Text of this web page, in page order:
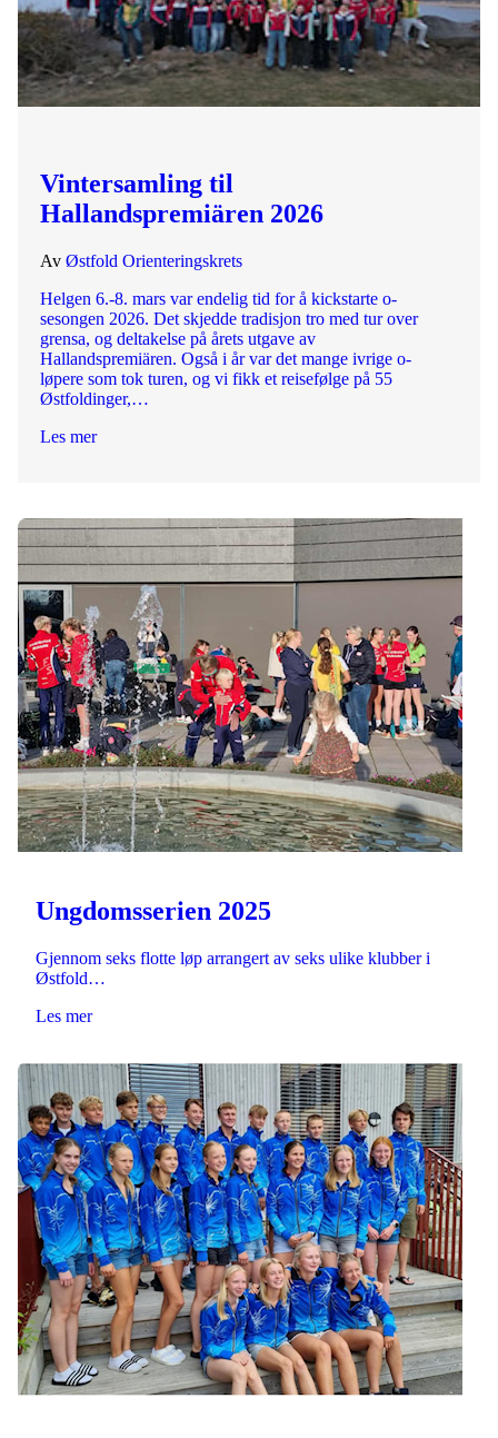
Vintersamling til
Hallandspremiären 2026
Av Østfold Orienteringskrets
Helgen 6.-8. mars var endelig tid for å kickstarte o-
sesongen 2026. Det skjedde tradisjon tro med tur over
grensa, og deltakelse på årets utgave av
Hallandspremiären. Også i år var det mange ivrige o-
løpere som tok turen, og vi fikk et reisefølge på 55
Østfoldinger,…
Les mer
Ungdomsserien 2025
Gjennom seks flotte løp arrangert av seks ulike klubber i
Østfold…
Les mer